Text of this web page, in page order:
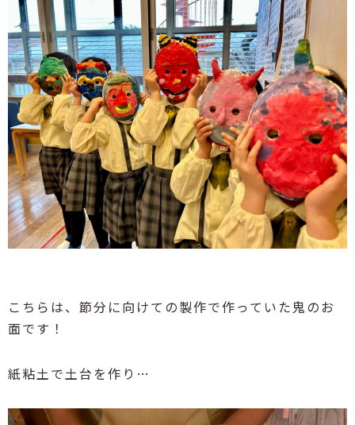
こちらは、節分に向けての製作で作っていた鬼のお
面です！
紙粘土で土台を作り …